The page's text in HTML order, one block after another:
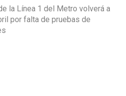
la Línea 1 del Metro volverá a
por falta de pruebas de